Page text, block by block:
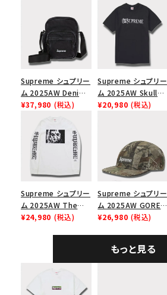
Supreme シュプリー
ム 2025AW Denim
Shoulder Bag デニ
ブラック
¥37,980 (税込)
Supreme シュプリー
ム 2025AW Skull
Tee スカル Tシャツ
¥20,980 (税込)
Supreme シュプリー
ム 2025AW The
Exorcist Mother
¥24,980 (税込)
Supreme シュプリー
ム 2025AW GORE-
TEX Zip Pocket
キャンプ キャップ リ
アルツリーAPカモ
¥26,980 (税込)
もっと見る